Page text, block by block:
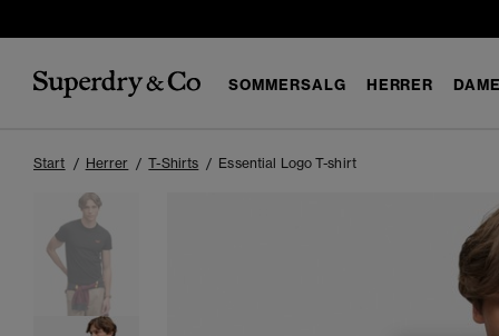
SOMMERSALG HERRER
Start Herrer T-Shirts Essential Logo T-shirt